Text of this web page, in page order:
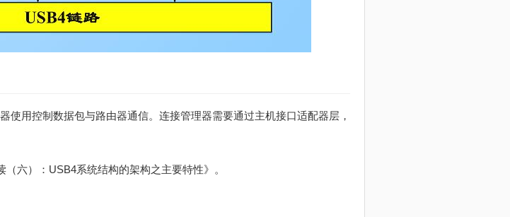
使用控制数据包与路由器通信。连接管理器需要通过主机接口适配器层，
六）：USB4系统结构的架构之主要特性》。